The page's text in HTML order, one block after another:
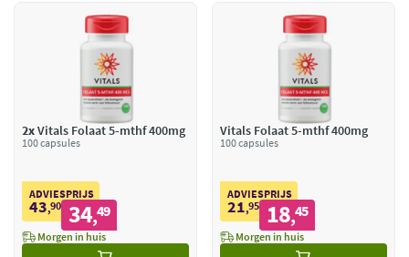
2xVitals Folaat 5-mthf 400mg
100 capsules
ADVIESPRIJS
43,90 34,49
Morgen in huis
Vitals Folaat 5-mthf 400mg
100 capsules
ADVIESPRIJS
21,95 18,45
Morgen in huis